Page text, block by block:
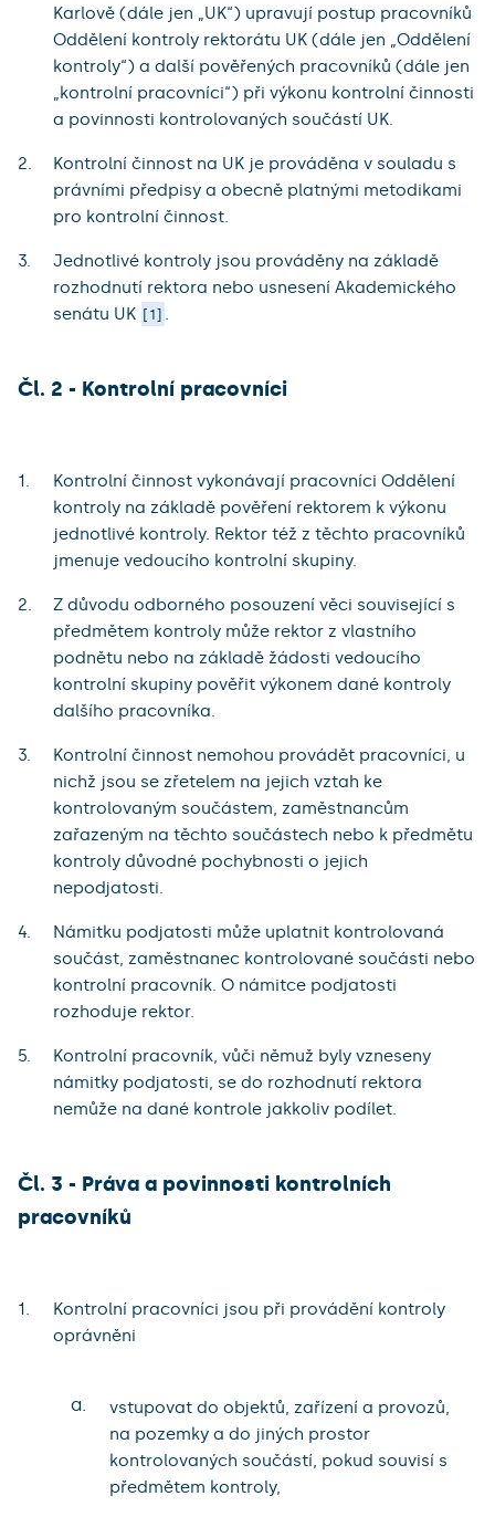
Karlově (dále jen „UK“) upravují postup pracovníků
Oddělení kontroly rektorátu UK (dále jen „Oddělení
kontroly“) a další pověřených pracovníků (dále jen
„kontrolní pracovníci“) při výkonu kontrolní činnosti
a povinnosti kontrolovaných součástí UK.
Kontrolní činnost na UK je prováděna v souladu s
právními předpisy a obecně platnými metodikami
pro kontrolní činnost.
Jednotlivé kontroly jsou prováděny na základě
rozhodnutí rektora nebo usnesení Akademického
senátu UK
1
Čl. 2 - Kontrolní pracovníci
Kontrolní činnost vykonávají pracovníci Oddělení
kontroly na základě pověření rektorem k výkonu
jednotlivé kontroly. Rektor též z těchto pracovníků
jmenuje vedoucího kontrolní skupiny.
Z důvodu odborného posouzení věci související s
předmětem kontroly může rektor z vlastního
podnětu nebo na základě žádosti vedoucího
kontrolní skupiny pověřit výkonem dané kontroly
dalšího pracovníka.
Kontrolní činnost nemohou provádět pracovníci, u
nichž jsou se zřetelem na jejich vztah ke
kontrolovaným součástem, zaměstnancům
zařazeným na těchto součástech nebo k předmětu
kontroly důvodné pochybnosti o jejich
nepodjatosti.
Námitku podjatosti může uplatnit kontrolovaná
součást, zaměstnanec kontrolované součásti nebo
kontrolní pracovník. O námitce podjatosti
rozhoduje rektor.
Kontrolní pracovník, vůči němuž byly vzneseny
námitky podjatosti, se do rozhodnutí rektora
nemůže na dané kontrole jakkoliv podílet.
Čl. 3 - Práva a povinnosti kontrolních
pracovníků
Kontrolní pracovníci jsou při provádění kontroly
oprávněni
a.
vstupovat do objektů, zařízení a provozů,
na pozemky a do jiných prostor
kontrolovaných součástí, pokud souvisí s
předmětem kontroly,